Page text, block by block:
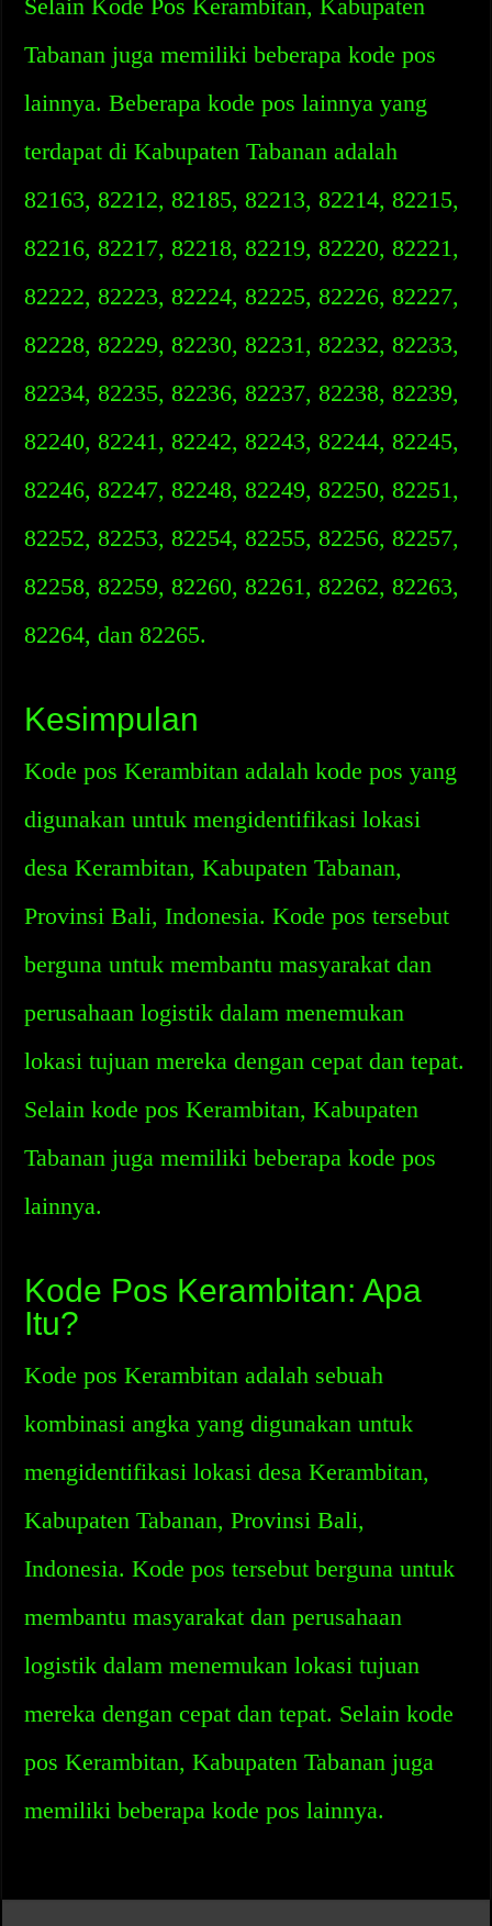
Selain Kode Pos Kerambitan, Kabupaten
Tabanan juga memiliki beberapa kode pos
lainnya. Beberapa kode pos lainnya yang
terdapat di Kabupaten Tabanan adalah
82163, 82212, 82185, 82213, 82214, 82215,
82216, 82217, 82218, 82219, 82220, 82221,
82222, 82223, 82224, 82225, 82226, 82227,
82228, 82229, 82230, 82231, 82232, 82233,
82234, 82235, 82236, 82237, 82238, 82239,
82240, 82241, 82242, 82243, 82244, 82245,
82246, 82247, 82248, 82249, 82250, 82251,
82252, 82253, 82254, 82255, 82256, 82257,
82258, 82259, 82260, 82261, 82262, 82263,
82264, dan 82265.
Kesimpulan
Kode pos Kerambitan adalah kode pos yang
digunakan untuk mengidentifikasi lokasi
desa Kerambitan, Kabupaten Tabanan,
Provinsi Bali, Indonesia. Kode pos tersebut
berguna untuk membantu masyarakat dan
perusahaan logistik dalam menemukan
lokasi tujuan mereka dengan cepat dan tepat.
Selain kode pos Kerambitan, Kabupaten
Tabanan juga memiliki beberapa kode pos
lainnya.
Kode Pos Kerambitan: Apa
Itu?
Kode pos Kerambitan adalah sebuah
kombinasi angka yang digunakan untuk
mengidentifikasi lokasi desa Kerambitan,
Kabupaten Tabanan, Provinsi Bali,
Indonesia. Kode pos tersebut berguna untuk
membantu masyarakat dan perusahaan
logistik dalam menemukan lokasi tujuan
mereka dengan cepat dan tepat. Selain kode
pos Kerambitan, Kabupaten Tabanan juga
memiliki beberapa kode pos lainnya.